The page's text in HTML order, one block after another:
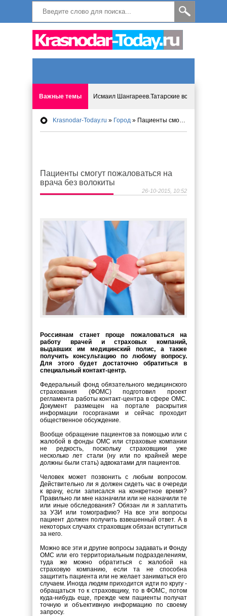
Важные темы Исмаил Шангареев.Татарские встречи на
Программа «Мир без слёз» впервые в Анапе:
Исмагил Шангареев. В поисках внутренней
Krasnodar-Today.ru » Город » Пациенты смогут пожаловаться на врача без волокиты
Пациенты смогут пожаловаться на
врача без волокиты
26-10-2015, 10:52
Россиянам станет проще пожаловаться на
работу врачей и страховых компаний,
выдавших им медицинский полис, а также
получить консультацию по любому вопросу.
Для этого будет достаточно обратиться в
специальный контакт-центр.
Федеральный фонд обязательного медицинского
страхования (ФОМС) подготовил проект
регламента работы контакт-центра в сфере ОМС.
Документ размещен на портале раскрытия
информации госорганами и сейчас проходит
общественное обсуждение.
Вообще обращение пациентов за помощью или с
жалобой в фонды ОМС или страховые компании
не редкость, поскольку страховщики уже
несколько лет стали (ну или по крайней мере
должны были стать) адвокатами для пациентов.
Человек может позвонить с любым вопросом.
Действительно ли я должен сидеть час в очереди
к врачу, если записался на конкретное время?
Правильно ли мне назначили или не назначили те
или иные обследования? Обязан ли я заплатить
за УЗИ или томографию? На все эти вопросы
пациент должен получить взвешенный ответ. А в
некоторых случаях страховщик обязан вступиться
за него.
Можно все эти и другие вопросы задавать и Фонду
ОМС или его территориальным подразделениям,
туда же можно обратиться с жалобой на
страховую компанию, если та не способна
защитить пациента или не желает заниматься его
случаем. Иногда людям приходится идти по кругу -
обращаться то к страховщику, то в ФОМС, потом
куда-нибудь еще, прежде чем пациенты получат
точную и объективную информацию по своему
запросу.